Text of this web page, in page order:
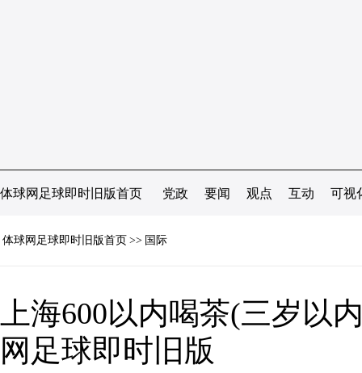
体球网足球即时旧版首页 党政 要闻 观点 互动 可视
体球网足球即时旧版首页 >> 国际
上海600以内喝茶(三岁以
网足球即时旧版